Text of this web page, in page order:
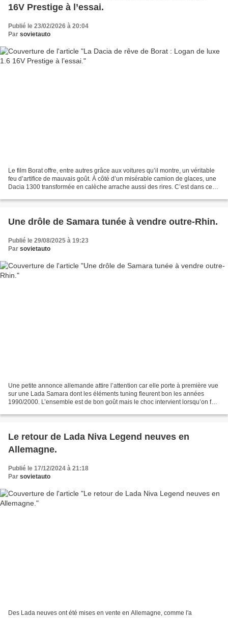
16V Prestige à l’essai.
Publié le 23/02/2026 à 20:04
Par sovietauto
Le film Borat offre, entre autres grâce aux voitures qu’il montre, un véritable
feu d’artifice de mauvais goût. À côté d’un misérable camion de glaces, une
Dacia 1300 transformée en calèche arrache aussi des rires. C’est dans ce
Une drôle de Samara tunée à vendre outre-Rhin.
Publié le 29/08/2025 à 19:23
Par sovietauto
Une petite annonce allemande attire l’attention car elle porte à première vue
sur une Lada Samara dont les éléments tuning fleurent bon les années
1990/2000. L’ensemble est de bon goût mais le choc intervient lorsqu’on fait
Le retour de Lada Niva Legend neuves en
Allemagne.
Publié le 17/12/2024 à 21:18
Par sovietauto
Des Lada neuves ont été mises en vente en Allemagne, comme l'a